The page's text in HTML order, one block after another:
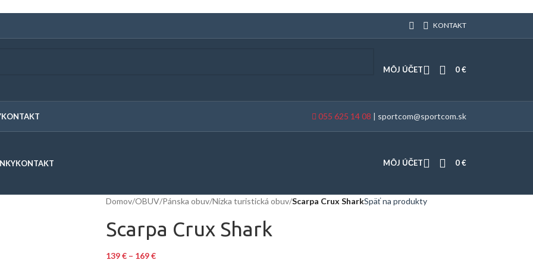
KONTAKT
MÔJ ÚČET 0€
KONTAKT 055 625 14 08 | sportcom@sportcom.sk
KONTAKT MÔJ ÚČET 0€
Domov/OBUV/Pánska obuv/Nízka turistická obuv/Scarpa Crux SharkSpäť na produkty
Scarpa Crux Shark
139€ – 169€